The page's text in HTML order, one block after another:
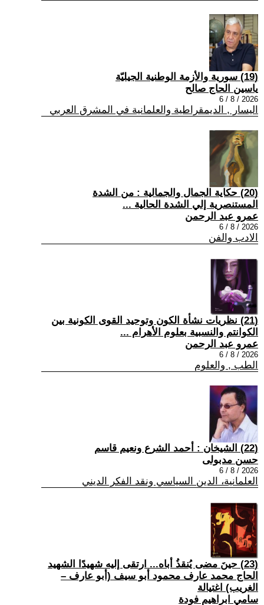
(19) سورية والأزمة الوطنية الجيليّة
ياسين الحاج صالح
2026 / 8 / 6
اليسار , الديمقراطية والعلمانية في المشرق العربي
(20) حكاية الجمال والجمالية : من الشدة
المستنصرية إلي الشدة الحالية ...
عمرو عبد الرحمن
2026 / 8 / 6
الادب والفن
(21) نظريات نشأة الكون وتوحيد القوى الكونية بين
الكوانتم والنسبية بعلوم الأهرام ...
عمرو عبد الرحمن
2026 / 8 / 6
الطب , والعلوم
(22) الشيخان : أحمد الشرع ونعيم قاسم
حسن مدبولى
2026 / 8 / 6
العلمانية، الدين السياسي ونقد الفكر الديني
(23) حينَ مضى يُنقذُ أباه... ارتقى إليه شهيدًا الشهيد
الحاج محمد عارف محمود أبو سيف (أبو عارف –
الغريب) اغتيالة
سامي ابراهيم فودة